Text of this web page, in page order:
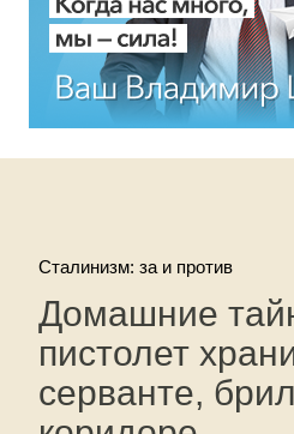
Сталинизм: за и против
Домашние
пистолет
серванте,